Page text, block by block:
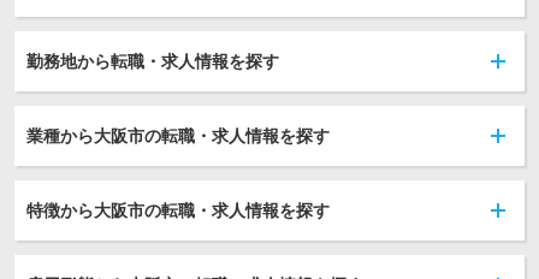
勤務地から転職・求人情報を探す
業種から大阪市の転職・求人情報を探す
特徴から大阪市の転職・求人情報を探す